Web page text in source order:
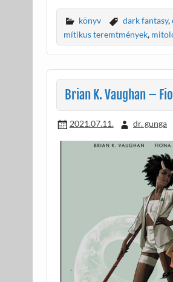
e
b
o
o
k
itt
er
ail
m
e
g
könyv dark fantasy,
mítikus teremtmények,
Brian K. Vaughan –
2021.07.11. dr. gunga